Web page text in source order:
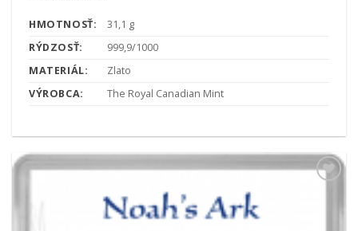
HMOTNOSŤ:
31,1 g
RÝDZOSŤ:
999,9/1000
MATERIÁL:
Zlato
VÝROBCA:
The Royal Canadian Mint